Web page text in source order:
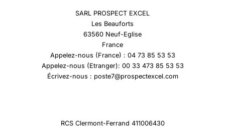
SARL PROSPECT EXCEL
Les Beauforts
63560 Neuf-Eglise
France
Appelez-nous (France) : 04 73 85 53 53
Appelez-nous (Etranger): 00 33 473 85 53 53
Écrivez-nous : poste7@prospectexcel.com
RCS Clermont-Ferrand 411006430